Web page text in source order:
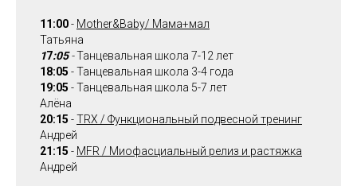
11:00- Mother&Baby/ Мама+мал
Татьяна
17:05-Танцевальная школа 7-12 лет
18:05 - Танцевальная школа 3-4 года
19:05 - Танцевальная школа 5-7 лет
Алёна
20:15 -TRX / Функциональный подвесной тренинг
Андрей
21:15 - MFR / Миофасциальный релиз и растяжка
Андрей